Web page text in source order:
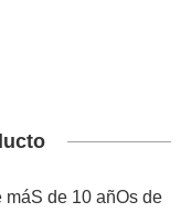
máS de 10 añOs de